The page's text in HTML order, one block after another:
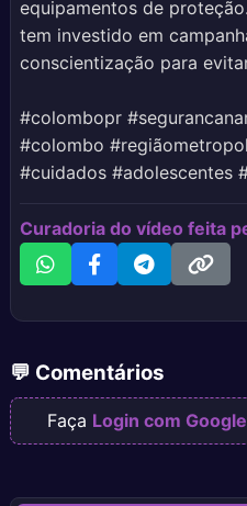
equipamentos de
tem investido em
conscientização para
#colombopr
#colombo
#cuidados #adolescentes
Curadoria do vídeo feita
💬 Comentários
Faça Login com Google